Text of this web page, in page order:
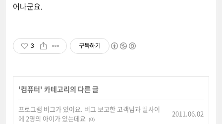
어나군요.
3 구독하기
'컴퓨터' 카테고리의 다른 글
프로그램 버그가 있어요. 버그 보고한 고객님과 딸사이
에 2명의 아이가 있는데요
(0)
2011.06.02